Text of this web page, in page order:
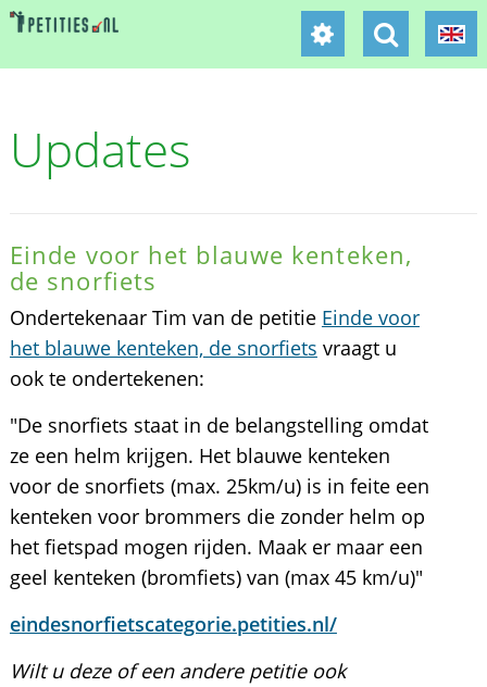
Updates
Einde voor het blauwe kenteken,
de snorfiets
Ondertekenaar Tim van de petitie Einde voor
het blauwe kenteken, de snorfiets vraagt u
ook te ondertekenen:
"De snorfiets staat in de belangstelling omdat
ze een helm krijgen. Het blauwe kenteken
voor de snorfiets (max. 25km/u) is in feite een
kenteken voor brommers die zonder helm op
het fietspad mogen rijden. Maak er maar een
geel kenteken (bromfiets) van (max 45 km/u)"
eindesnorfietscategorie.petities.nl/
Wilt u deze of een andere petitie ook